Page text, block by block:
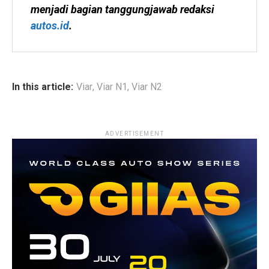
autos.id.
In this article: Viar, Viar N1 , Viar N2
ADVERTISEMENT